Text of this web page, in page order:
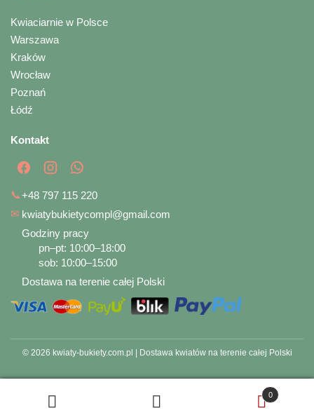
Kwiaciarnie w Polsce
Warszawa
Kraków
Wrocław
Poznań
Łódź
Kontakt
📞+48 797 115 220
✉ kwiatybukietycompl@gmail.com
Godziny pracy
pn–pt: 10:00–18:00
sob: 10:00–15:00
Dostawa na terenie całej Polski
0
© 2026 kwiaty-bukiety.com.pl | Dostawa kwiatów na terenie całej Polski